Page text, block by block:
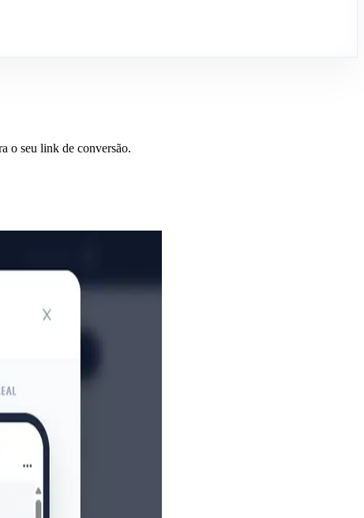
o seu link de conversão.